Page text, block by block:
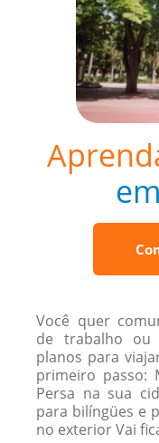
Você quer
de trabalho ou
planos para
primeiro passo:
Persa na sua
para bilíngües e
no exterior Vai